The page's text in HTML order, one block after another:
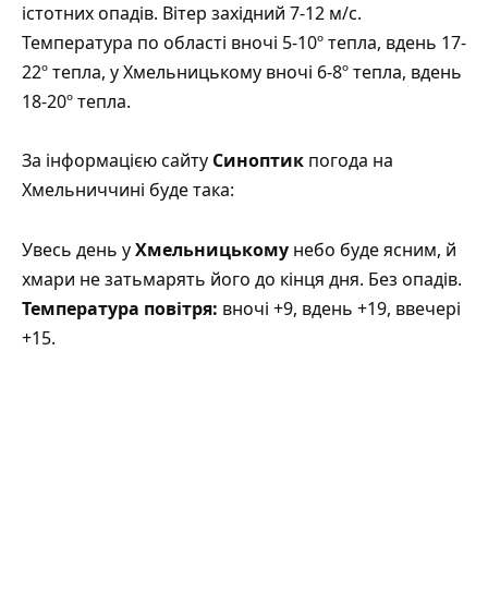
істотних опадів. Вітер західний 7-12 м/с.
Температура по області вночі 5-10º тепла, вдень 17-
22º тепла, у Хмельницькому вночі 6-8º тепла, вдень
18-20º тепла.
За інформацією сайту Синоптик погода на
Хмельниччині буде така:
Увесь день уХмельницькому небо буде ясним, й
хмари не затьмарять його до кінця дня. Без опадів.
Температура повітря: вночі +9, вдень +19, ввечері
+15.